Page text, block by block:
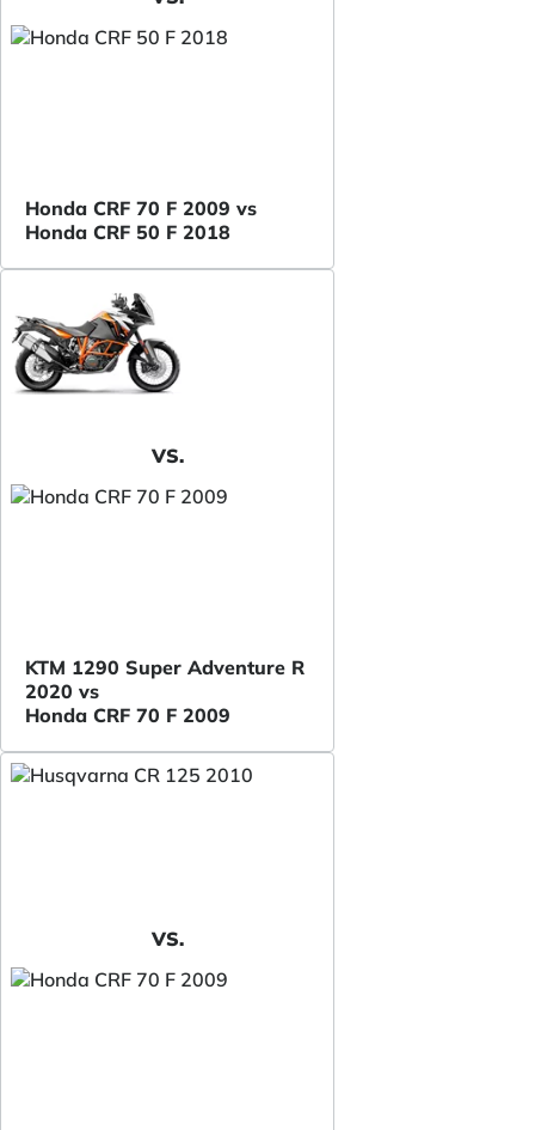
Honda CRF 70 F 2009 vs
Honda CRF 50 F 2018
VS.
KTM 1290 Super Adventure R
2020 vs
Honda CRF 70 F 2009
VS.